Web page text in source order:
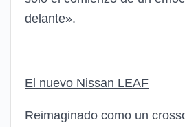
delante».
El nuevo Nissan LEAF
Reimaginado como un